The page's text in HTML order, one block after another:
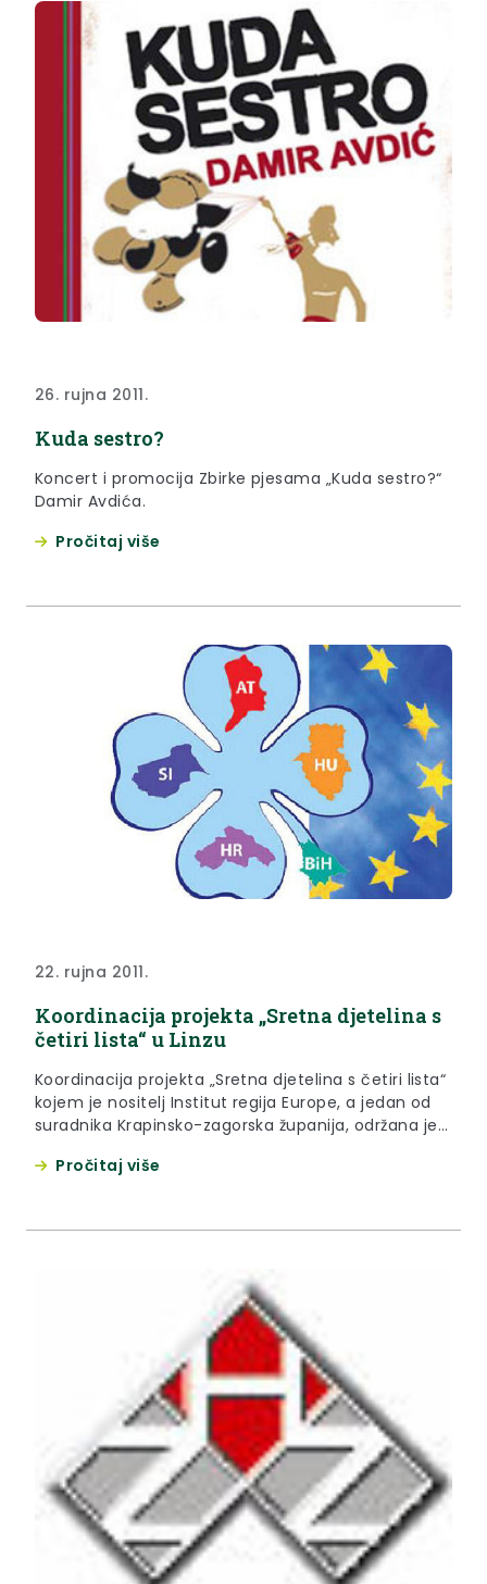
26. rujna 2011.
Kuda sestro?
Koncert i promocija Zbirke pjesama „Kuda sestro?“
Damir Avdića.
Pročitaj više
22. rujna 2011.
Koordinacija projekta „Sretna djetelina s
četiri lista“ u Linzu
Koordinacija projekta „Sretna djetelina s četiri lista“
kojem je nositelj Institut regija Europe, a jedan od
suradnika Krapinsko-zagorska županija, održana je
Pročitaj više